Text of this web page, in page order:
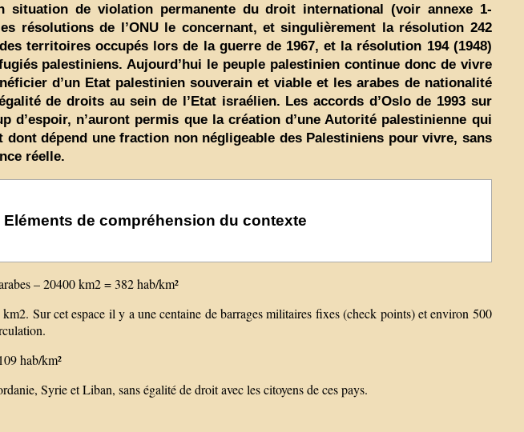
situation de violation permanente du droit international (voir annexe 1-
résolutions de l’ONU le concernant, et singulièrement la résolution 242
territoires occupés lors de la guerre de 1967, et la résolution 194 (1948)
palestiniens. Aujourd’hui le peuple palestinien continue donc de vivre
d’un Etat palestinien souverain et viable et les arabes de nationalité
de droits au sein de l’Etat israélien. Les accords d’Oslo de 1993 sur
d’espoir, n’auront permis que la création d’une Autorité palestinienne qui
dont dépend une fraction non négligeable des Palestiniens pour vivre, sans
réelle.
Eléments de compréhension du contexte
– 20400 km2 = 382 hab/km²
Sur cet espace il y a une centaine de barrages militaires fixes (check points) et environ 500
hab/km²
Syrie et Liban, sans égalité de droit avec les citoyens de ces pays.